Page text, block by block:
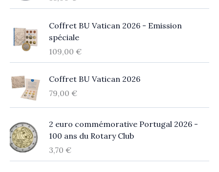
Coffret BU Vatican 2026 - Emission
spéciale
109,00 €
Coffret BU Vatican 2026
79,00 €
2 euro commémorative Portugal 2026 -
100 ans du Rotary Club
3,70 €